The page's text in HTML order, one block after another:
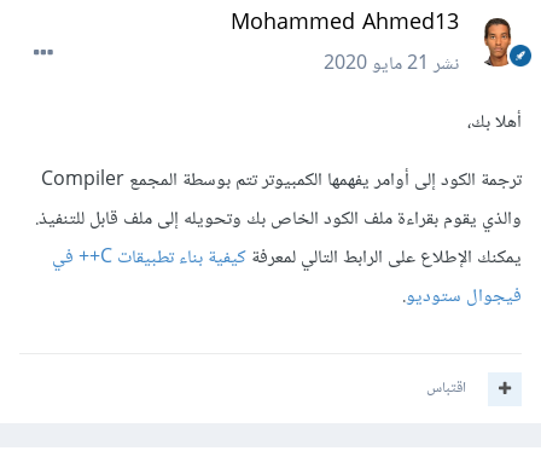
Mohammed Ahmed13
نشر21 مايو 2020
أهلا بك،
ترجمة الكود إلى أوامر يفهمها الكمبيوتر تتم بوسطة المجمع Compiler
والذي يقوم بقراءة ملف الكود الخاص بك وتحويله إلى ملف قابل للتنفيذ.
يمكنك الإطلاع على الرابط التالي لمعرفة
كيفية بناء تطبيقات C++ في
فيجوال ستوديو.
اقتباس